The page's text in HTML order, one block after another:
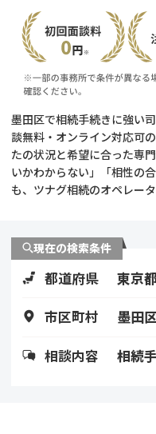
墨田区で相続手続きに強い
談無料・オンライン対応可
たの状況と希望に合った専
いかわからない」「相性の
も、ツナグ相続のオペレー
現在の検索条件
都道府県 東京
市区町村 墨田
相談内容 相続